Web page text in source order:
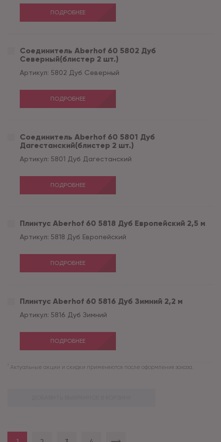
ПОДРОБНЕЕ
Соединитель Aberhof 60 5802 Дуб
Северный(блистер 2 шт.)
Артикул: 5802 Дуб Северный
ПОДРОБНЕЕ
Соединитель Aberhof 60 5801 Дуб
Дагестанский(блистер 2 шт.)
Артикул: 5801 Дуб Дагестанский
ПОДРОБНЕЕ
Плинтус Aberhof 60 5818 Дуб Европейский 2,5 м
Артикул: 5818 Дуб Европейский
ПОДРОБНЕЕ
Плинтус Aberhof 60 5816 Дуб Зимний 2,2 м
Артикул: 5816 Дуб Зимний
ПОДРОБНЕЕ
* Актуальные акции и скидки применяются после оформления заказа.